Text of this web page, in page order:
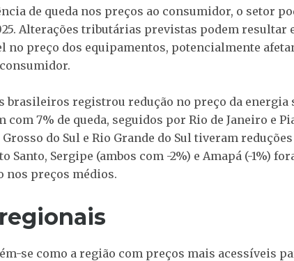
de queda nos preços ao consumidor, o setor
Alterações tributárias previstas podem resultar
no preço dos equipamentos, potencialmente
brasileiros registrou redução no preço da energia
7% de queda, seguidos por Rio de Janeiro e
Grosso do Sul e Rio Grande do Sul tiveram reduções
Sergipe (ambos com -2%) e Amapá (-1%)
nos preços médios.
se como a região com preços mais acessíveis